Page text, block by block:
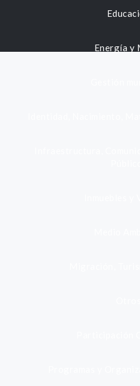
Energía y